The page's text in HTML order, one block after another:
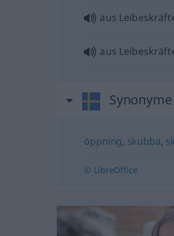
aus
aus
öppning, skubba,
© LibreOffice